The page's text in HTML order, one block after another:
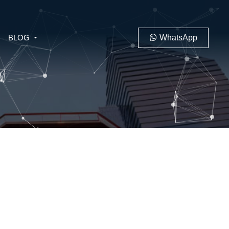
BLOG WhatsApp